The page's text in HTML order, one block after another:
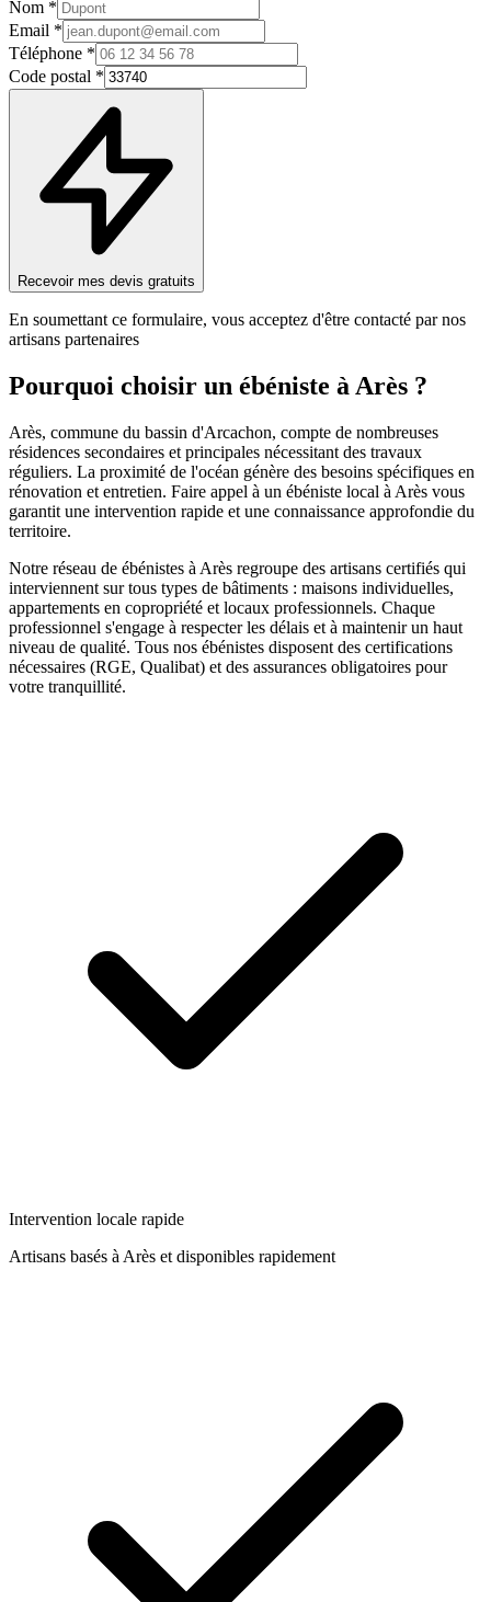
Nom *
Email *
Téléphone *
Code postal *
Recevoir mes devis gratuits
En soumettant ce formulaire, vous acceptez d'être contacté par nos
artisans partenaires
Pourquoi choisir un ébéniste à Arès ?
Arès, commune du bassin d'Arcachon, compte de nombreuses
résidences secondaires et principales nécessitant des travaux
réguliers. La proximité de l'océan génère des besoins spécifiques en
rénovation et entretien. Faire appel à un ébéniste local à Arès vous
garantit une intervention rapide et une connaissance approfondie du
territoire.
Notre réseau de ébénistes à Arès regroupe des artisans certifiés qui
interviennent sur tous types de bâtiments : maisons individuelles,
appartements en copropriété et locaux professionnels. Chaque
professionnel s'engage à respecter les délais et à maintenir un haut
niveau de qualité. Tous nos ébénistes disposent des certifications
nécessaires (RGE, Qualibat) et des assurances obligatoires pour
votre tranquillité.
Intervention locale rapide
Artisans basés à Arès et disponibles rapidement